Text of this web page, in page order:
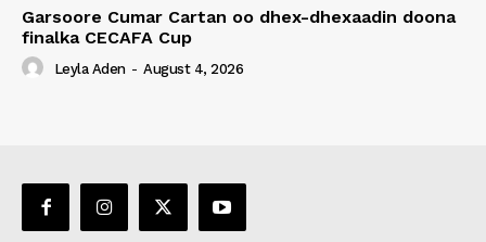
Garsoore Cumar Cartan oo dhex-dhexaadin doona
finalka CECAFA Cup
Leyla Aden - August 4, 2026